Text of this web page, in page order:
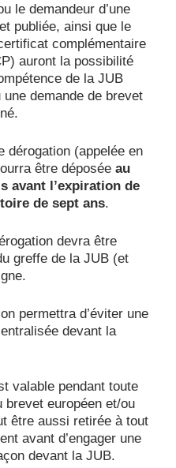
le demandeur d’une
publiée, ainsi que le
complémentaire
auront la possibilité
de la JUB
demande de brevet
dérogation (appelée en
être déposée au
avant l’expiration de
de sept ans.
devra être
greffe de la JUB (et
permettra d’éviter une
devant la
valable pendant toute
brevet européen et/ou
être aussi retirée à tout
avant d’engager une
devant la JUB.